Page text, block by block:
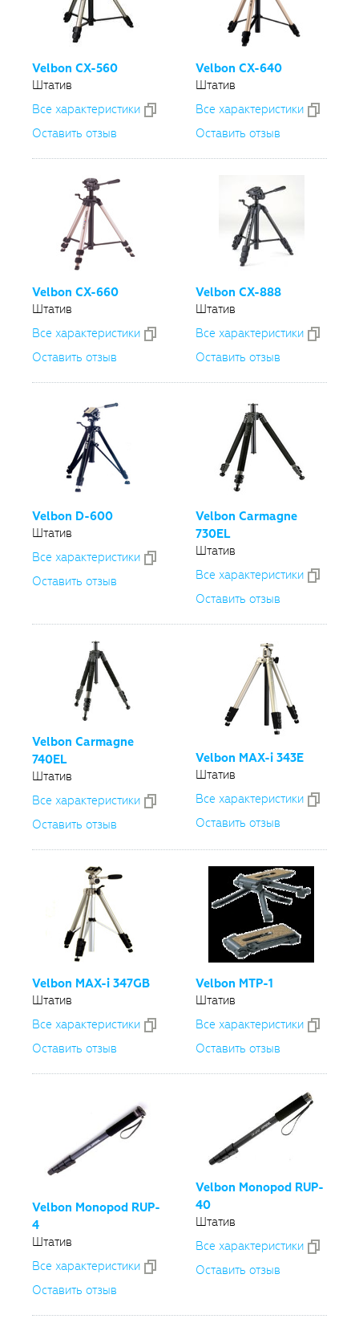
Velbon CX-560
Штатив
Все xарактеристики
Оставить отзыв
Velbon CX-640
Штатив
Все xарактеристики
Оставить отзыв
Velbon CX-660
Штатив
Все xарактеристики
Оставить отзыв
Velbon CX-888
Штатив
Все xарактеристики
Оставить отзыв
Velbon D-600
Штатив
Все xарактеристики
Оставить отзыв
Velbon Carmagne
730EL
Штатив
Все xарактеристики
Оставить отзыв
Velbon Carmagne
740EL
Штатив
Все xарактеристики
Оставить отзыв
Velbon MAX-i 343E
Штатив
Все xарактеристики
Оставить отзыв
Velbon MAX-i 347GB
Штатив
Все xарактеристики
Оставить отзыв
Velbon MTP-1
Штатив
Все xарактеристики
Оставить отзыв
Velbon Monopod RUP-
4
Штатив
Все xарактеристики
Оставить отзыв
Velbon Monopod RUP-
40
Штатив
Все xарактеристики
Оставить отзыв